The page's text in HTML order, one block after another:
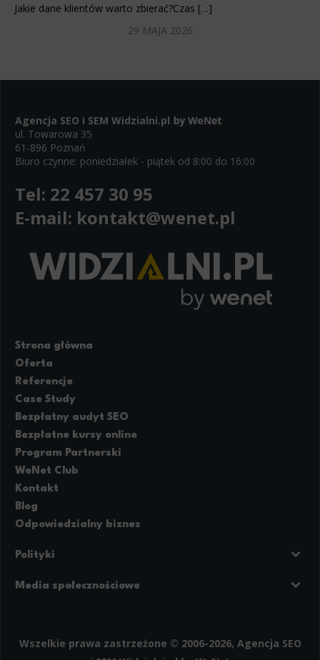
Jakie dane klientów warto zbierać?Czas […]
29 MAJA 2026
Agencja SEO i SEM Widzialni.pl
ul. Towarowa 35
61-896 Poznań
Biuro czynne: poniedziałek - piątek od 8:00 do 16:00
Tel: 22 457 30 95
E-mail: kontakt@wenet.pl
Strona główna
Oferta
Referencje
Case Study
Bezpłatny audyt SEO
Bezpłatne kursy online
Program Partnerski
WeNet Club
Kontakt
Blog
Odpowiedzialny biznes
Polityki
Regulamin strony
Media społecznościowe
Wszelkie prawa zastrzeżone © 2006-2026, Agencja SEO